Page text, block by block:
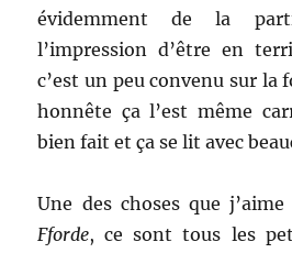
évidemment de la
l’impression d’être en
c’est un peu convenu sur la
honnête ça l’est même
bien fait et ça se lit avec
Une des choses que
Fforde, ce sont tous les